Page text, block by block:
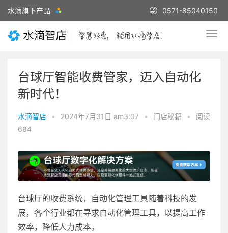
水滴旗下产品 0571-85040150
台球厅智能收费管家，迈入自动化
新时代！
水滴智店 • 2024年7月31日 am3:07 • 门店秘籍 •
阅读
684
台球厅的收费系统，自动化管理工具随着科技的发
展，各个行业都在寻求自动化管理工具，以提高工作
效率，降低人力成本。